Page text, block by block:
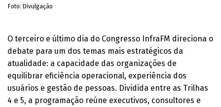
Foto: Divulgação
O terceiro e último dia do Congresso InfraFM direciona o
debate para um dos temas mais estratégicos da
atualidade: a capacidade das organizações de
equilibrar eficiência operacional, experiência dos
usuários e gestão de pessoas. Dividida entre as Trilhas
4 e 5, a programação reúne executivos, consultores e